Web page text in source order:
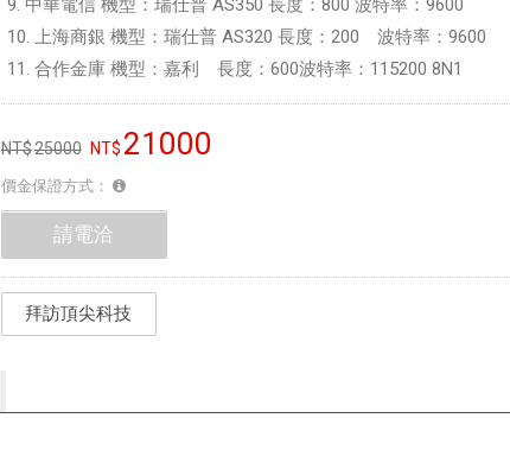
9. 中華電信 機型：瑞仕普 AS350 長度：800 波特率：9600
10. 上海商銀 機型：瑞仕普 AS320 長度：200 波特率：9600
11. 合作金庫 機型：嘉利 長度：600波特率：115200 8N1
25000 21000
價金保證方式：
請電洽
拜訪頂尖科技